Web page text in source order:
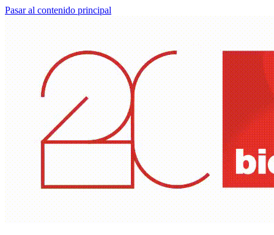
Pasar al contenido principal